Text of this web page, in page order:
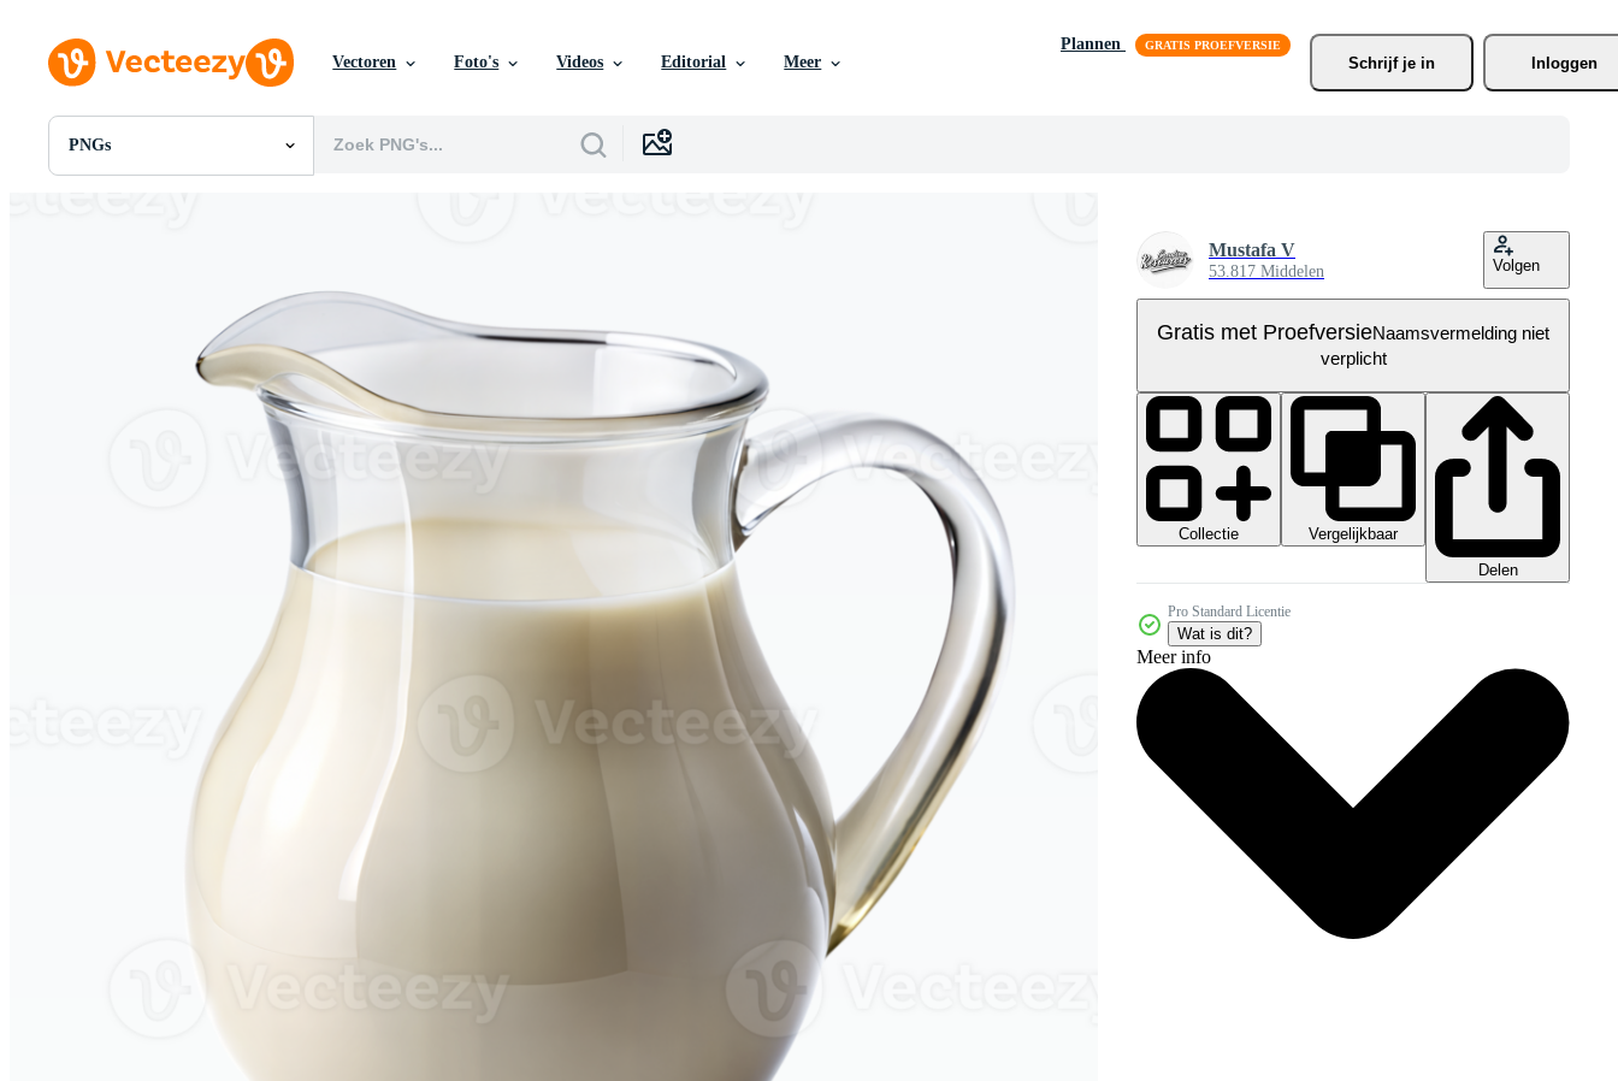
Vectoren Foto's Videos Editorial Meer
Plannen
Schrijf je in Inloggen
PNGs
Alle Afbeeldingen
Motion graphics
Redactionele Afbeeldingen
Redactionele Evenementen
Mustafa V
53.817 Middelen Volgen
Gratis met ProefversieNaamsvermelding niet
verplicht
Collectie
Vergelijkbaar
Delen
Pro Standard Licentie
Wat is dit?
Meer info